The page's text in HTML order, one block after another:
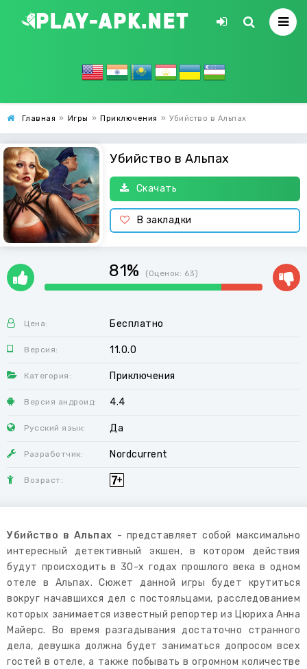
Главная » Игры » Приключения » Убийство в Альпах
Убийство в Альпах
Скачать
В закладки
81% (Оценок: 63)
Цена: Бесплатно
Версия: 11.0.0
Категория: Приключения
Версия андроид: 4.4
Русский язык: Да
Разработчик: Nordcurrent
Возраст:
Убийство в Альпах - представляет собой максимально
интересный детективный экшен, в котором действия
будут происходить в 30-х годах прошлого века в одном
отеле в Альпах. Сюжет данной игры будет крутиться
вокруг начавшихся дел с постояльцами, расследованием
которых занимается известный репортер из Цюриха Анна
Майерс. Во время разгадывания достаточно странного
дела, девушка должна будет заниматься допросом всех
гостей в отеле, а также побывать в огромном количестве